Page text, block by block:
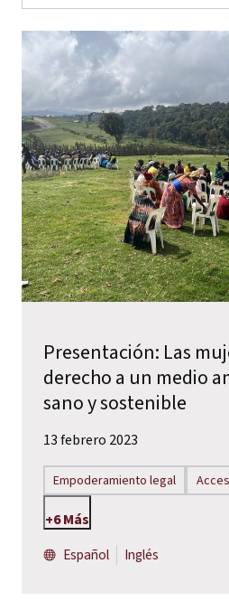
Sala de prensa
Apóyenos
Noticias
Informes
Comunicados de prensa
Materiales de capacitación
Documentos informativos
Presentaciones legales
Declaraciones
Informes anuales
Presentación: Las
derecho a un medio
sano y sostenible
13 febrero 2023
Empoderamiento legal
+6 Más
Español
Inglés